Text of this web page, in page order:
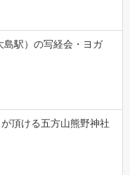
島駅）の写経会・ヨガ
頂ける五方山熊野神社